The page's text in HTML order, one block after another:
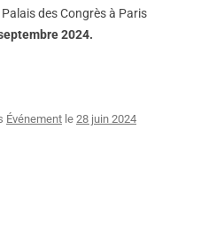
des Congrès à Paris
2024.
Événement le 28 juin 2024